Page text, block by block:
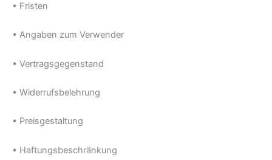
• Fristen
• Angaben zum Verwender
• Vertragsgegenstand
• Widerrufsbelehrung
• Preisgestaltung
• Haftungsbeschränkung